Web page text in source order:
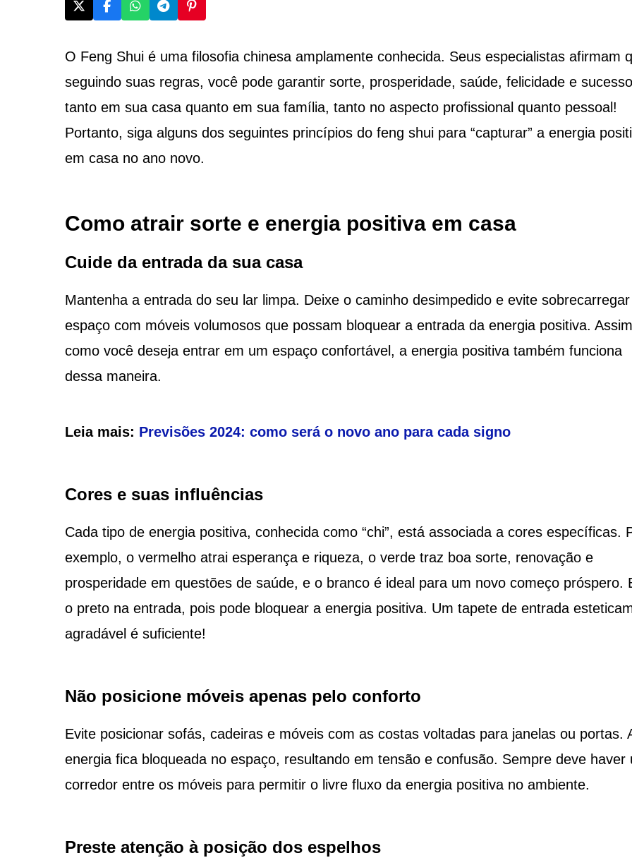
O Feng Shui é uma filosofia chinesa amplamente conhecida. Seus especialistas afirmam
seguindo suas regras, você pode garantir sorte, prosperidade, saúde, felicidade e sucesso
tanto em sua casa quanto em sua família, tanto no aspecto profissional quanto pessoal!
Portanto, siga alguns dos seguintes princípios do feng shui para “capturar” a energia
em casa no ano novo.
Como atrair sorte e energia positiva em casa
Cuide da entrada da sua casa
Mantenha a entrada do seu lar limpa. Deixe o caminho desimpedido e evite
espaço com móveis volumosos que possam bloquear a entrada da energia positiva. Assim
como você deseja entrar em um espaço confortável, a energia positiva também funciona
dessa maneira.
Leia mais: Previsões 2024: como será o novo ano para cada signo
Cores e suas influências
Cada tipo de energia positiva, conhecida como “chi”, está associada a cores específicas.
exemplo, o vermelho atrai esperança e riqueza, o verde traz boa sorte, renovação e
prosperidade em questões de saúde, e o branco é ideal para um novo começo próspero.
o preto na entrada, pois pode bloquear a energia positiva. Um tapete de entrada
agradável é suficiente!
Não posicione móveis apenas pelo conforto
Evite posicionar sofás, cadeiras e móveis com as costas voltadas para janelas ou portas.
energia fica bloqueada no espaço, resultando em tensão e confusão. Sempre deve haver
corredor entre os móveis para permitir o livre fluxo da energia positiva no ambiente.
Preste atenção à posição dos espelhos